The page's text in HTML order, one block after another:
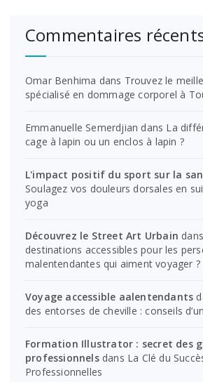
Commentaires
Omar Benhima dans Trouvez le
spécialisé en dommage corporel à
Emmanuelle Semerdjian dans La
cage à lapin ou un enclos à lapin ?
L'impact positif du sport sur la
Soulagez vos douleurs dorsales en
yoga
Découvrez le Street Art Urbain
destinations accessibles pour les
malentendantes qui aiment voyager ?
Voyage accessible aalentendants
des entorses de cheville : conseils
Formation Illustrator : secret des
professionnelsdans La Clé du
Professionnelles